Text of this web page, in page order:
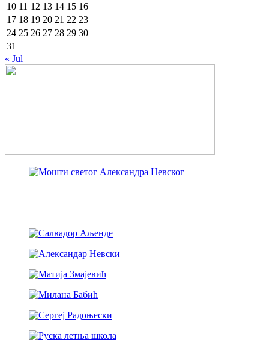
10 11 12 13 14 15 16
17 18 19 20 21 22 23
24 25 26 27 28 29 30
31
« Jul